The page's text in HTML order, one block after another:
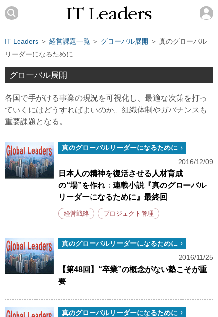
IT Leaders ＞ 経営課題一覧 ＞ グローバル展開 ＞ 真のグローバル
リーダーになるために
グローバル展開
各国で手がける事業の現況を可視化し、最適な次策を打っ
ていくにはどうすればよいのか。組織体制やガバナンスも
重要課題となる。
真のグローバルリーダーになるために
2016/12/09
日本人の精神を復活させる人材育成
の“場”を作れ：連載小説『真のグローバル
リーダーになるために』最終回
経営戦略 プロジェクト管理
真のグローバルリーダーになるために
2016/11/25
【第48回】“卒業”の概念がない塾こそが重
要
真のグローバルリーダーになるために